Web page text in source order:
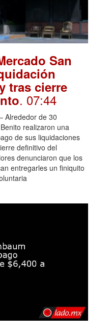
San
tras cierre
. 07:44
Alrededor de 30
realizaron una
de sus liquidaciones
definitivo del
denunciaron que los
entregarles un finiquito